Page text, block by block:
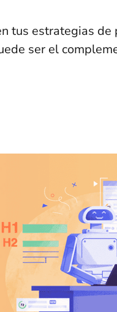
tus estrategias
ser el